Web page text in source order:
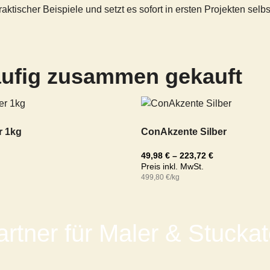
Beispiele und setzt es sofort in ersten Projekten
zusammen gekauft
1kg ConAkzente Silber
49,98 € – 223,72 €
Preisspanne:
223,72 €
Preis inkl. MwSt.
499,80 €/kg
für Maler &